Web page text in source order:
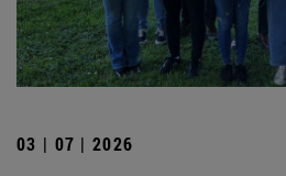
03 | 07 | 2026